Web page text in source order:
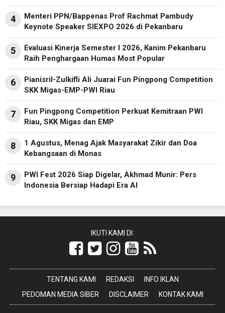
4
Menteri PPN/Bappenas Prof Rachmat Pambudy
Keynote Speaker SIEXPO 2026 di Pekanbaru
5
Evaluasi Kinerja Semester I 2026, Kanim Pekanbaru
Raih Penghargaan Humas Most Popular
6
Pianisril-Zulkifli Ali Juarai Fun Pingpong Competition
SKK Migas-EMP-PWI Riau
7
Fun Pingpong Competition Perkuat Kemitraan PWI
Riau, SKK Migas dan EMP
8
1 Agustus, Menag Ajak Masyarakat Zikir dan Doa
Kebangsaan di Monas
9
PWI Fest 2026 Siap Digelar, Akhmad Munir: Pers
Indonesia Bersiap Hadapi Era AI
IKUTI KAMI DI:
TENTANG KAMI REDAKSI
INFO IKLAN
PEDOMAN MEDIA SIBER
DISCLAIMER KONTAK KAMI